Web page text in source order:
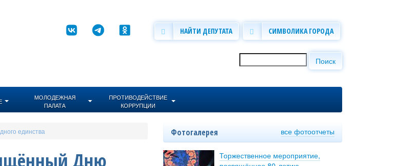
НАЙТИ ДЕПУТАТА СИМВОЛИКА ГОРОДА
Форма поиска
Поиск
МОЛОДЕЖНАЯ
ПАЛАТА
ПРОТИВОДЕЙСТВИЕ
КОРРУПЦИИ
единства
Дню
Фотогалерея все фотоотчеты
Торжественное мероприятие,